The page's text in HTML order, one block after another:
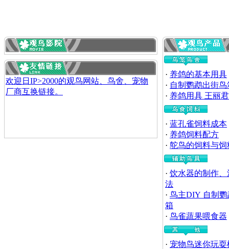
欢迎日IP>2000的观鸟网站、鸟舍、宠物
厂商互换链接。
· 养鸽的基本用具
· 自制鹦鹉出街鸟
· 养鸽用具 王丽君
· 蓝孔雀饲料成本
· 养鸽饲料配方
· 鸵鸟的饲料与饲
· 饮水器的制作、
法
· 鸟主DIY 自制
箱
· 鸟雀蔬果喂食器
· 宠物鸟迷你玩耍